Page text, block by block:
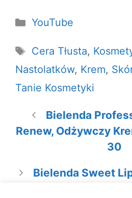
Kategorie
YouTube
Tagi
Cera Tłusta,
Nastolatków, Krem,
Tanie Kosmetyki
Bielenda
Renew, Odżywczy
30
Bielenda Sweet